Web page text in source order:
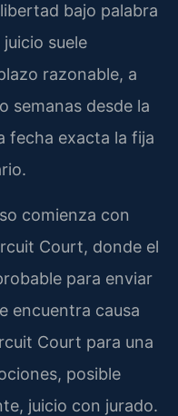
bajo palabra
suele
razonable, a
semanas desde la
fecha exacta la fija
comienza con
Court, donde el
para enviar
encuentra causa
Court para una
posible
juicio con jurado.